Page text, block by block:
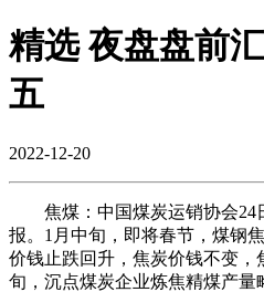
精选 夜盘盘前
五
2022-12-20
焦煤：中国煤炭运销协会24
报。1月中旬，即将春节，煤钢
价钱止跌回升，焦炭价钱不变
旬，沉点煤炭企业炼焦精煤产